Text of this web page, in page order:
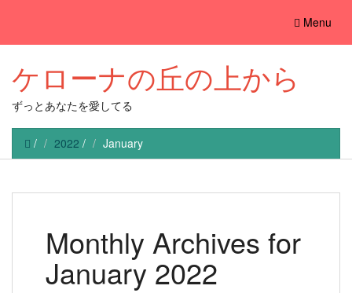
Toggle
Menu
ケローナの丘の上から
ずっとあなたを愛してる
/ 2022 / January
Monthly Archives for
January 2022